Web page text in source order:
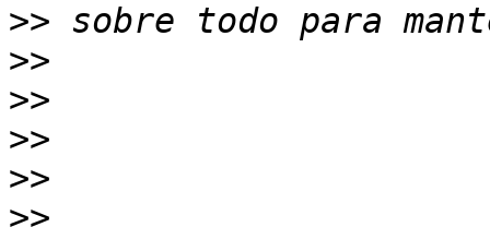
>>
>>
>>
>>
>>
>>